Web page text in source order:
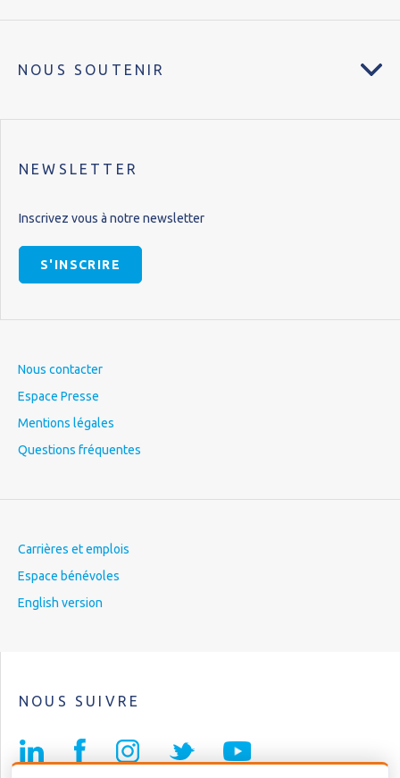
NOUS SOUTENIR
NEWSLETTER
Inscrivez vous à notre newsletter
S'INSCRIRE
Nous contacter
Espace Presse
Mentions légales
Questions fréquentes
Carrières et emplois
Espace bénévoles
English version
NOUS SUIVRE